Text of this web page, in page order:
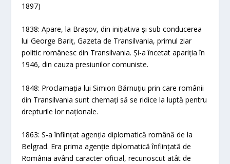
1897)
1838: Apare, la Brașov, din inițiativa și sub conducerea
lui George Bariț, Gazeta de Transilvania, primul ziar
politic românesc din Transilvania. Și-a încetat apariția în
1946, din cauza presiunilor comuniste.
1848: Proclamația lui Simion Bărnuțiu prin care românii
din Transilvania sunt chemați să se ridice la luptă pentru
drepturile lor naționale.
1863: S-a înființat agenția diplomatică română de la
Belgrad. Era prima agenție diplomatică înființată de
România având caracter oficial, recunoscut atât de